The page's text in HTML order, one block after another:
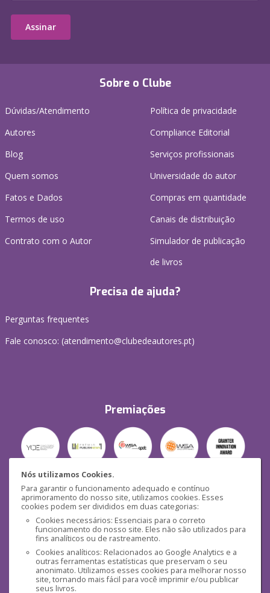
Nós utilizamos Cookies.
Para garantir o funcionamento adequado e contínuo
aprimoramento do nosso site, utilizamos cookies. Esses
cookies podem ser divididos em duas categorias:
Cookies necessários: Essenciais para o correto
funcionamento do nosso site. Eles não são utilizados para
fins analíticos ou de rastreamento.
Cookies analíticos: Relacionados ao Google Analytics e a
outras ferramentas estatísticas que preservam o seu
anonimato. Utilizamos esses cookies para melhorar nosso
site, tornando mais fácil para você imprimir e/ou publicar
seus livros.
Sobre o Clube
Dúvidas/Atendimento
Autores
Blog
Quem somos
Fatos e Dados
Termos de uso
Contrato com o Autor
Política de privacidade
Compliance Editorial
Serviços profissionais
Universidade do autor
Compras em quantidade
Canais de distribuição
Simulador de publicação
de livros
Precisa de ajuda?
Perguntas frequentes
Fale conosco: (atendimento@clubedeautores.pt)
Premiações
Segurança
Mídias Sociais
Assinar